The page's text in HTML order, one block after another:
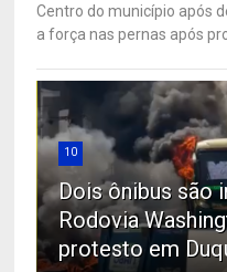
Centro do município após
a força nas pernas após
10
Dois ônibus são
Rodovia
protesto em